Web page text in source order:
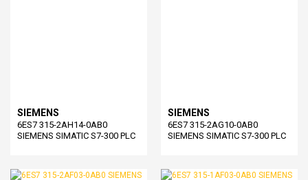
SIEMENS
6ES7 315-2AH14-0AB0
SIEMENS SIMATIC S7-300 PLC
SIEMENS
6ES7 315-2AG10-0AB0
SIEMENS SIMATIC S7-300 PLC